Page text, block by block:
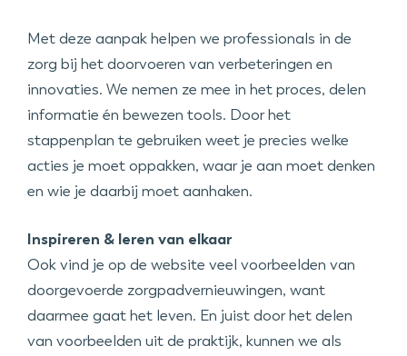
Met deze aanpak helpen we professionals in de
zorg bij het doorvoeren van verbeteringen en
innovaties. We nemen ze mee in het proces, delen
informatie én bewezen tools. Door het
stappenplan te gebruiken weet je precies welke
acties je moet oppakken, waar je aan moet denken
en wie je daarbij moet aanhaken.
Inspireren & leren van elkaar
Ook vind je op de website veel voorbeelden van
doorgevoerde zorgpadvernieuwingen, want
daarmee gaat het leven. En juist door het delen
van voorbeelden uit de praktijk, kunnen we als